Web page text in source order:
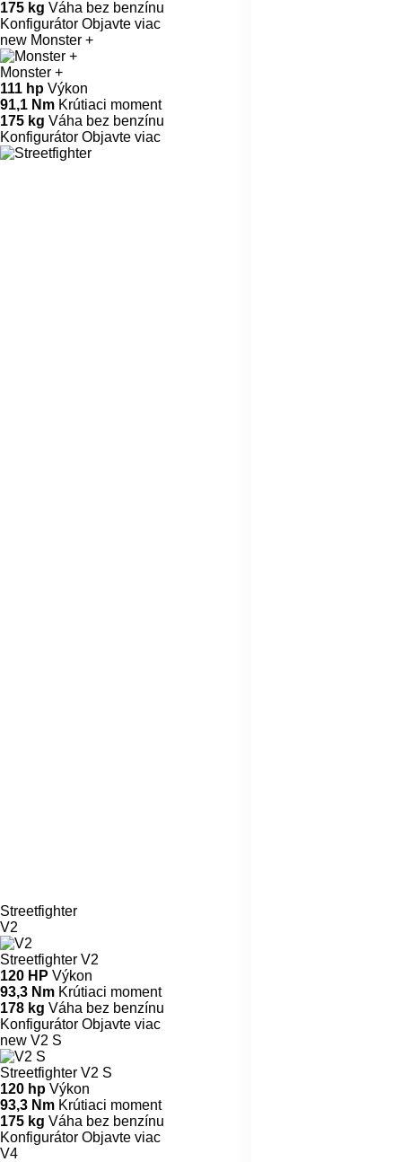
175 kg Váha bez benzínu
Konfigurátor Objavte viac
new Monster +
Monster +
111 hp Výkon
91,1 Nm Krútiaci moment
175 kg Váha bez benzínu
Konfigurátor Objavte viac
Streetfighter
V2
Streetfighter V2
120 HP Výkon
93,3 Nm Krútiaci moment
178 kg Váha bez benzínu
Konfigurátor Objavte viac
new V2 S
Streetfighter V2 S
120 hp Výkon
93,3 Nm Krútiaci moment
175 kg Váha bez benzínu
Konfigurátor Objavte viac
V4